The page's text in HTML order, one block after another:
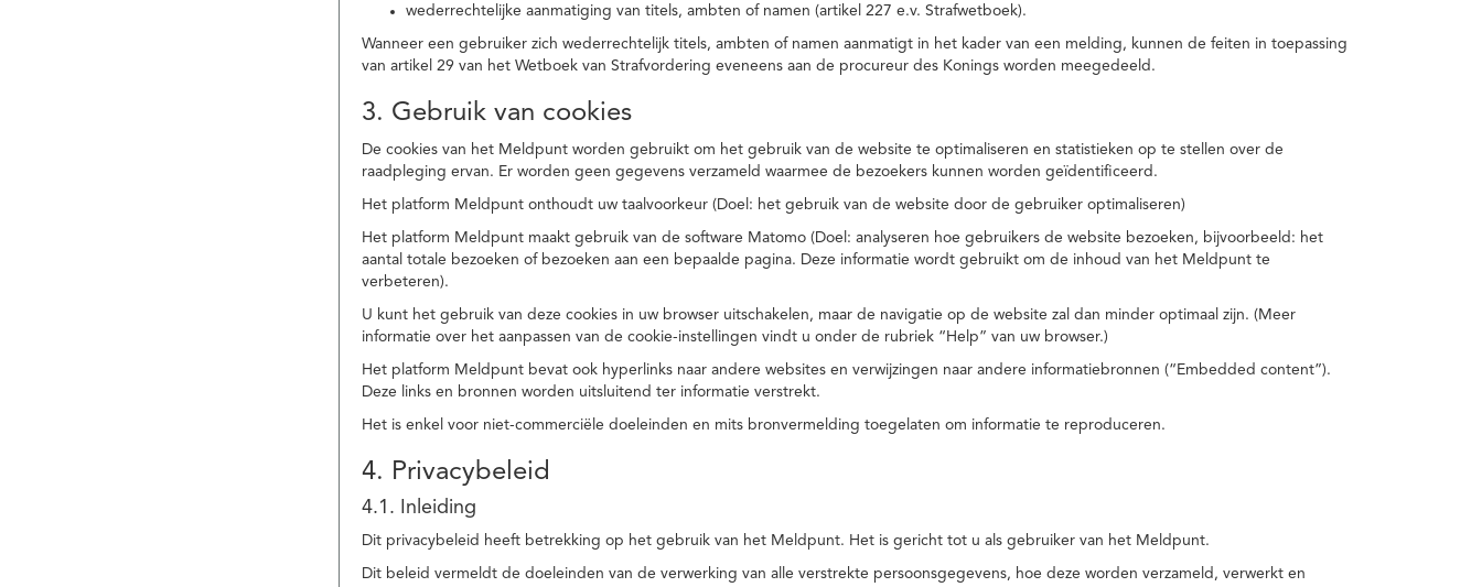
wederrechtelijke aanmatiging van titels, ambten of namen (artikel 227 e.v. Strafwetboek).
Wanneer een gebruiker zich wederrechtelijk titels, ambten of namen aanmatigt in het kader van een melding, kunnen de feiten in toepassing
van artikel 29 van het Wetboek van Strafvordering eveneens aan de procureur des Konings worden meegedeeld.
3. Gebruik van cookies
De cookies van het Meldpunt worden gebruikt om het gebruik van de website te optimaliseren en statistieken op te stellen over de
raadpleging ervan. Er worden geen gegevens verzameld waarmee de bezoekers kunnen worden geïdentificeerd.
Het platform Meldpunt onthoudt uw taalvoorkeur (Doel: het gebruik van de website door de gebruiker optimaliseren)
Het platform Meldpunt maakt gebruik van de software Matomo (Doel: analyseren hoe gebruikers de website bezoeken, bijvoorbeeld: het
aantal totale bezoeken of bezoeken aan een bepaalde pagina. Deze informatie wordt gebruikt om de inhoud van het Meldpunt te
verbeteren).
U kunt het gebruik van deze cookies in uw browser uitschakelen, maar de navigatie op de website zal dan minder optimaal zijn. (Meer
informatie over het aanpassen van de cookie-instellingen vindt u onder de rubriek “Help” van uw browser.)
Het platform Meldpunt bevat ook hyperlinks naar andere websites en verwijzingen naar andere informatiebronnen (“Embedded content”).
Deze links en bronnen worden uitsluitend ter informatie verstrekt.
Het is enkel voor niet-commerciële doeleinden en mits bronvermelding toegelaten om informatie te reproduceren.
4. Privacybeleid
4.1. Inleiding
Dit privacybeleid heeft betrekking op het gebruik van het Meldpunt. Het is gericht tot u als gebruiker van het Meldpunt.
Dit beleid vermeldt de doeleinden van de verwerking van alle verstrekte persoonsgegevens, hoe deze worden verzameld, verwerkt en